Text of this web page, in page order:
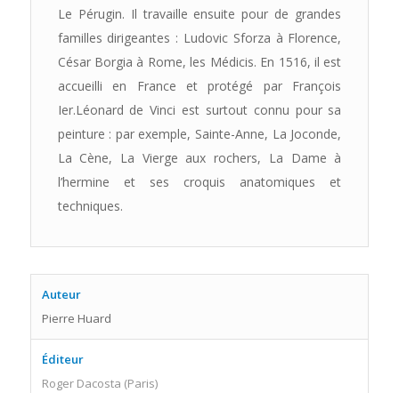
Le Pérugin. Il travaille ensuite pour de grandes
familles dirigeantes : Ludovic Sforza à Florence,
César Borgia à Rome, les Médicis. En 1516, il est
accueilli en France et protégé par François
Ier.Léonard de Vinci est surtout connu pour sa
peinture : par exemple, Sainte-Anne, La Joconde,
La Cène, La Vierge aux rochers, La Dame à
l’hermine et ses croquis anatomiques et
techniques.
Auteur
Pierre Huard
Éditeur
Roger Dacosta (Paris)